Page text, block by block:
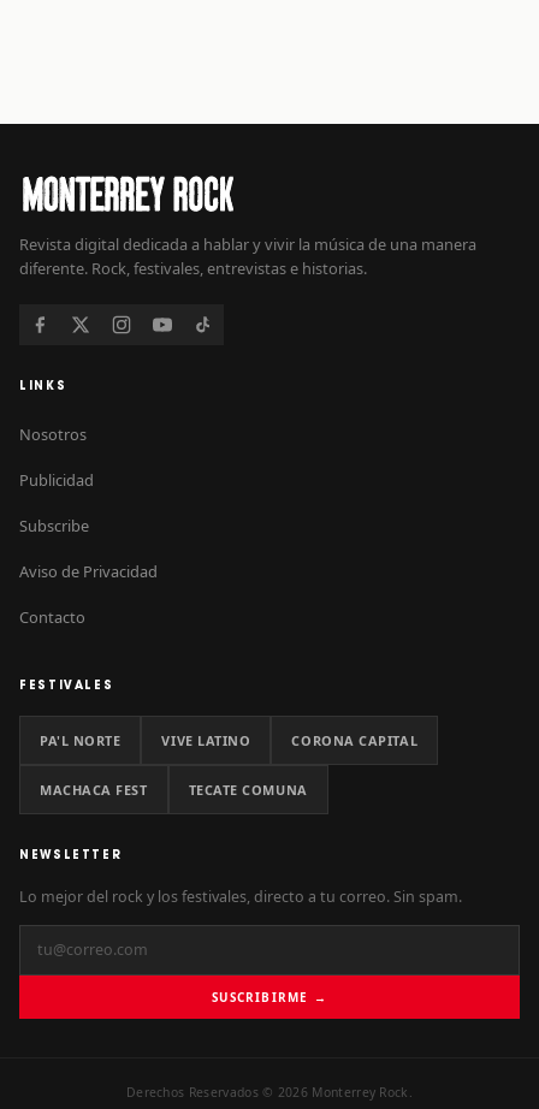
Revista digital dedicada a hablar y vivir la música de una manera
diferente. Rock, festivales, entrevistas e historias.
LINKS
Nosotros
Publicidad
Subscribe
Aviso de Privacidad
Contacto
FESTIVALES
PA'L NORTE VIVE LATINO CORONA CAPITAL
MACHACA FEST TECATE COMUNA
NEWSLETTER
Lo mejor del rock y los festivales, directo a tu correo. Sin spam.
SUSCRIBIRME →
Derechos Reservados © 2026 Monterrey Rock.